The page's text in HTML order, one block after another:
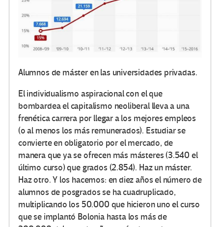
Alumnos de máster en las universidades privadas.
El individualismo aspiracional con el que
bombardea el capitalismo neoliberal lleva a una
frenética carrera por llegar a los mejores empleos
(o al menos los más remunerados). Estudiar se
convierte en obligatorio por el mercado, de
manera que ya se ofrecen más másteres (3.540 el
último curso) que grados (2.854). Haz un máster.
Haz otro. Y los hacemos: en diez años el número de
alumnos de posgrados se ha cuadruplicado,
multiplicando los 50.000 que hicieron uno el curso
que se implantó Bolonia hasta los más de